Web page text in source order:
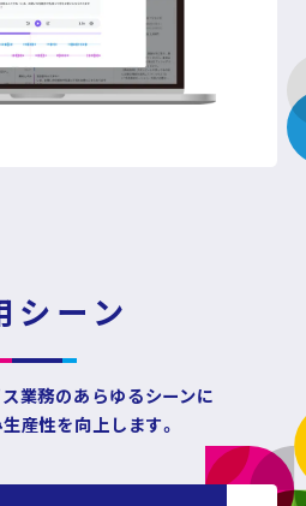
シーン
業務のあらゆるシーンに
産性を向上します。